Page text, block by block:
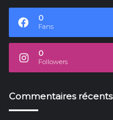
0
Fans
0
Followers
Commentaires récents